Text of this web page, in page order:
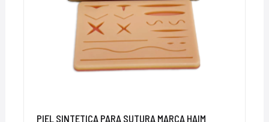
PIEL SINTETICA PARA SUTURA MARCA HAIM